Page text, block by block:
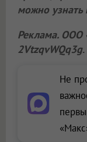
можно
Реклама. ООО
2VtzqvWQq3g.
Не